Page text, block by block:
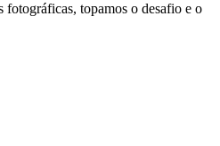
fotográficas, topamos o desafio e o